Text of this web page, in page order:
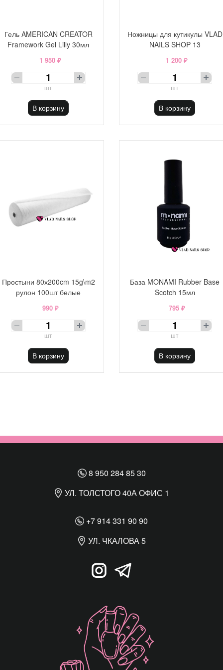
Гель AMERICAN CREATOR
Framework Gel Lilly 30мл
1 950 ₽
шт
В корзину
Ножницы для кутикулы VLAD
NAILS SHOP 13
1 200 ₽
шт
В корзину
Простыни 80х200cm 15g\m2
рулон 100шт белые
990 ₽
шт
В корзину
База MONAMI Rubber Base
Scotch 15мл
795 ₽
шт
В корзину
8 950 284 85 30
УЛ. ТОЛСТОГО 40А ОФИС 1
+7 914 331 90 90
УЛ. ЧКАЛОВА 5